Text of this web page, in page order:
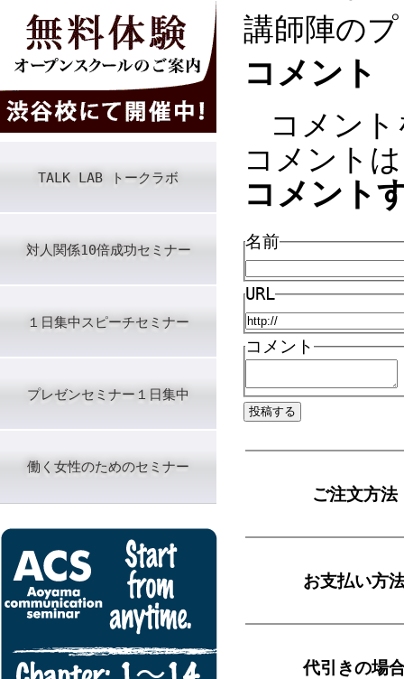
講師陣の
コメント
コメン
コメント
コメント
名前
URL
コメント
ご注文方法
お支払い方
代引きの場
TALK LAB トークラボ
対人関係10倍成功セミナー
１日集中スピーチセミナー
プレゼンセミナー１日集中
働く女性のためのセミナー